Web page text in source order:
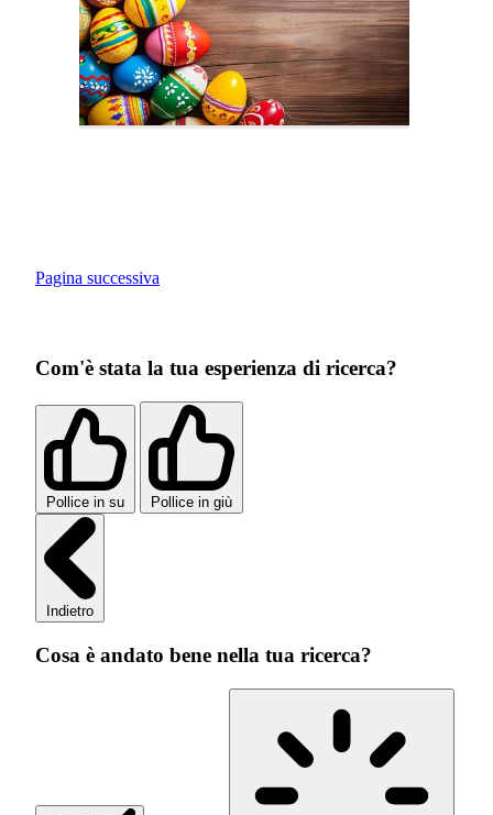
Pagina successiva
Com'è stata la tua esperienza di ricerca?
Pollice in su Pollice in giù
Indietro
Cosa è andato bene nella tua ricerca?